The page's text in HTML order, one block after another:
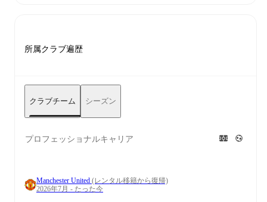
所属クラブ遍歴
クラブチーム シーズン
プロフェッショナルキャリア
Manchester United (レンタル移籍から復帰)
2026年7月 - たった今